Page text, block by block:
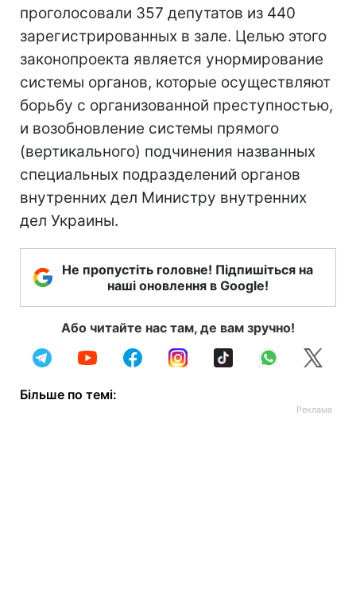
проголосовали 357 депутатов из 440
зарегистрированных в зале. Целью этого
законопроекта является унормирование
системы органов, которые осуществляют
борьбу с организованной преступностью,
и возобновление системы прямого
(вертикального) подчинения названных
специальных подразделений органов
внутренних дел Министру внутренних
дел Украины.
Не пропустіть головне! Підпишіться на
наші оновлення в Google!
Або читайте нас там, де вам зручно!
Більше по темі: